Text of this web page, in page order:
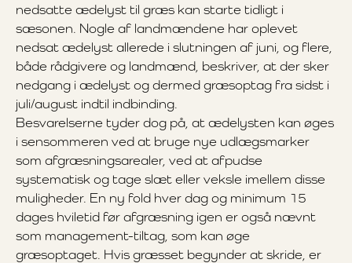
nedsatte ædelyst til græs kan starte tidligt i
sæsonen. Nogle af landmændene har oplevet
nedsat ædelyst allerede i slutningen af juni, og flere,
både rådgivere og landmænd, beskriver, at der sker
nedgang i ædelyst og dermed græsoptag fra sidst i
juli/august indtil indbinding.
Besvarelserne tyder dog på, at ædelysten kan øges
i sensommeren ved at bruge nye udlægsmarker
som afgræsningsarealer, ved at afpudse
systematisk og tage slæt eller veksle imellem disse
muligheder. En ny fold hver dag og minimum 15
dages hviletid før afgræsning igen er også nævnt
som management-tiltag, som kan øge
græsoptaget. Hvis græsset begynder at skride, er